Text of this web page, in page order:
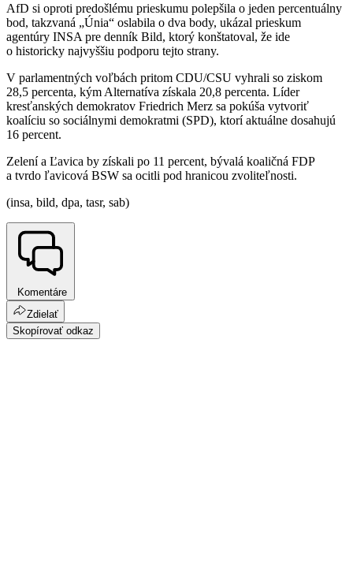
AfD si oproti predošlému prieskumu polepšila o jeden percentuálny
bod, takzvaná „Únia“ oslabila o dva body, ukázal prieskum
agentúry INSA pre denník Bild, ktorý konštatoval, že ide
o historicky najvyššiu podporu tejto strany.
V parlamentných voľbách pritom CDU/CSU vyhrali so ziskom
28,5 percenta, kým Alternatíva získala 20,8 percenta. Líder
kresťanských demokratov Friedrich Merz sa pokúša vytvoriť
koalíciu so sociálnymi demokratmi (SPD), ktorí aktuálne dosahujú
16 percent.
Zelení a Ľavica by získali po 11 percent, bývalá koaličná FDP
a tvrdo ľavicová BSW sa ocitli pod hranicou zvoliteľnosti.
(insa, bild, dpa, tasr, sab)
Komentáre
Zdielať
Skopírovať odkaz